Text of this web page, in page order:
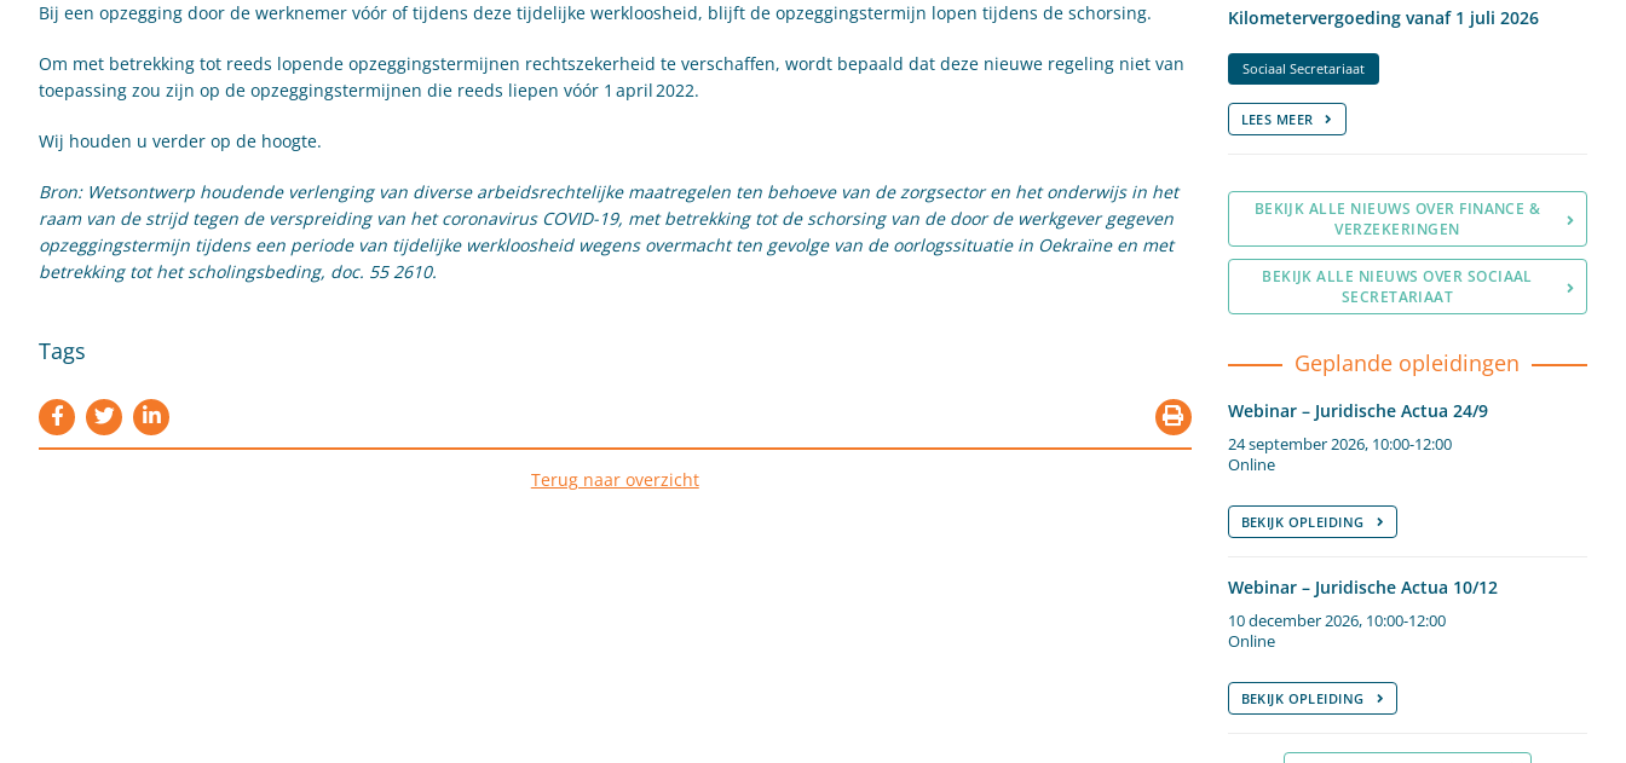
Bij een opzegging door de werknemer vóór of tijdens deze tijdelijke werkloosheid, blijft de opzeggingstermijn lopen tijdens de schorsing.
Om met betrekking tot reeds lopende opzeggingstermijnen rechtszekerheid te verschaffen, wordt bepaald dat deze nieuwe regeling niet van
toepassing zou zijn op de opzeggingstermijnen die reeds liepen vóór 1 april 2022.
Wij houden u verder op de hoogte.
Bron: Wetsontwerp houdende verlenging van diverse arbeidsrechtelijke maatregelen ten behoeve van de zorgsector en het onderwijs in het
raam van de strijd tegen de verspreiding van het coronavirus COVID-19, met betrekking tot de schorsing van de door de werkgever gegeven
opzeggingstermijn tijdens een periode van tijdelijke werkloosheid wegens overmacht ten gevolge van de oorlogssituatie in Oekraïne en met
betrekking tot het scholingsbeding, doc. 55 2610.
Tags
Terug naar overzicht
Kilometervergoeding vanaf 1 juli 2026
Sociaal Secretariaat
LEES MEER
BEKIJK ALLE NIEUWS OVER FINANCE &
VERZEKERINGEN
BEKIJK ALLE NIEUWS OVER SOCIAAL
SECRETARIAAT
Geplande opleidingen
Webinar – Juridische Actua 24/9
24 september 2026, 10:00-12:00
Online
BEKIJK OPLEIDING
Webinar – Juridische Actua 10/12
10 december 2026, 10:00-12:00
Online
BEKIJK OPLEIDING